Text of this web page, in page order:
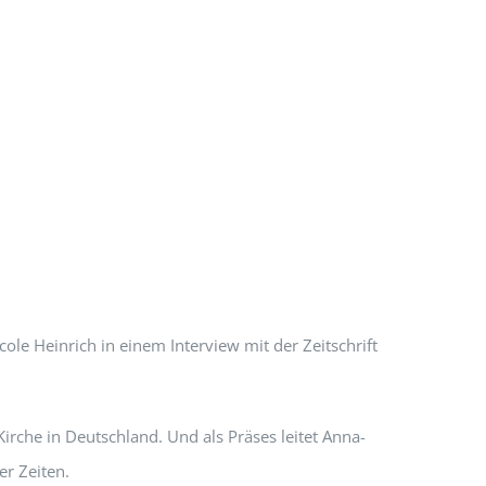
Heinrich in einem Interview mit der Zeitschrift
in Deutschland. Und als Präses leitet Anna-
Zeiten.